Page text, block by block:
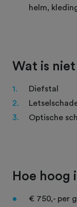
helm,
Wat is
Diefstal
Optische
Hoe hoog
€ 750,- per